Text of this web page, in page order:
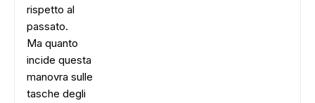
rispetto al
passato.
Ma quanto
incide questa
manovra sulle
tasche degli